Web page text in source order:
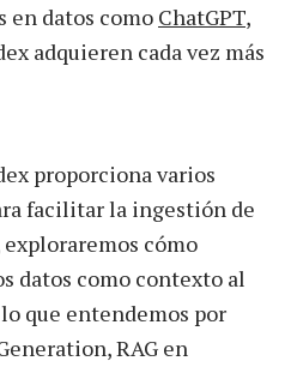
en datos como ChatGPT,
adquieren cada vez más
proporciona varios
facilitar la ingestión de
cómo
datos como contexto al
que entendemos por
RAG en